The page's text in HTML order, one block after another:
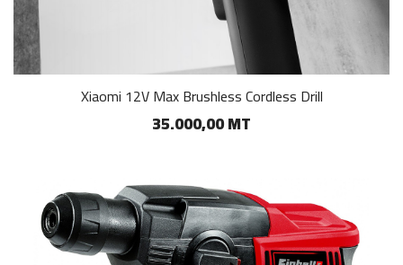
Xiaomi 12V Max Brushless Cordless Drill
35.000,00 MT